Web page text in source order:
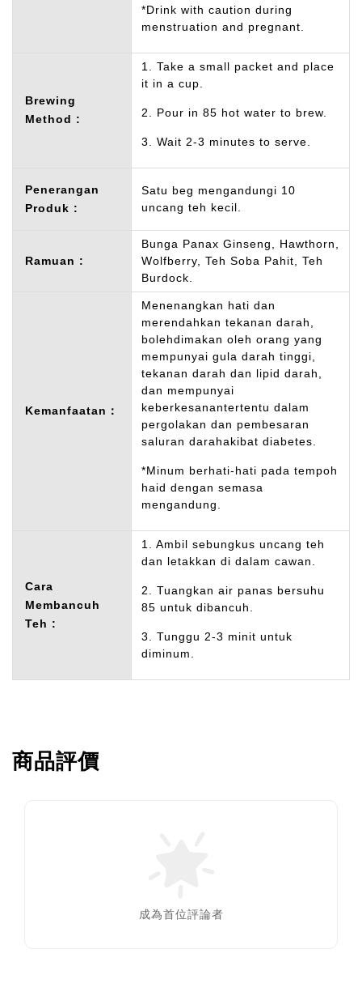
*Drink with caution during
menstruation and pregnant.
Brewing
Method :
1. Take a small packet and place
it in a cup.
2. Pour in 85 hot water to brew.
3. Wait 2-3 minutes to serve.
Penerangan
Produk :
Satu beg mengandungi 10
uncang teh kecil.
Ramuan :
Bunga Panax Ginseng, Hawthorn,
Wolfberry, Teh Soba Pahit, Teh
Burdock.
Kemanfaatan：
Menenangkan hati dan
merendahkan tekanan darah,
bolehdimakan oleh orang yang
mempunyai gula darah tinggi,
tekanan darah dan lipid darah,
dan mempunyai
keberkesanantertentu dalam
pergolakan dan pembesaran
saluran darahakibat diabetes.
*Minum berhati-hati pada tempoh
haid dengan semasa
mengandung.
Cara
Membancuh
Teh :
1. Ambil sebungkus uncang teh
dan letakkan di dalam cawan.
2. Tuangkan air panas bersuhu
85 untuk dibancuh.
3. Tunggu 2-3 minit untuk
diminum.
商品評價
成為首位評論者